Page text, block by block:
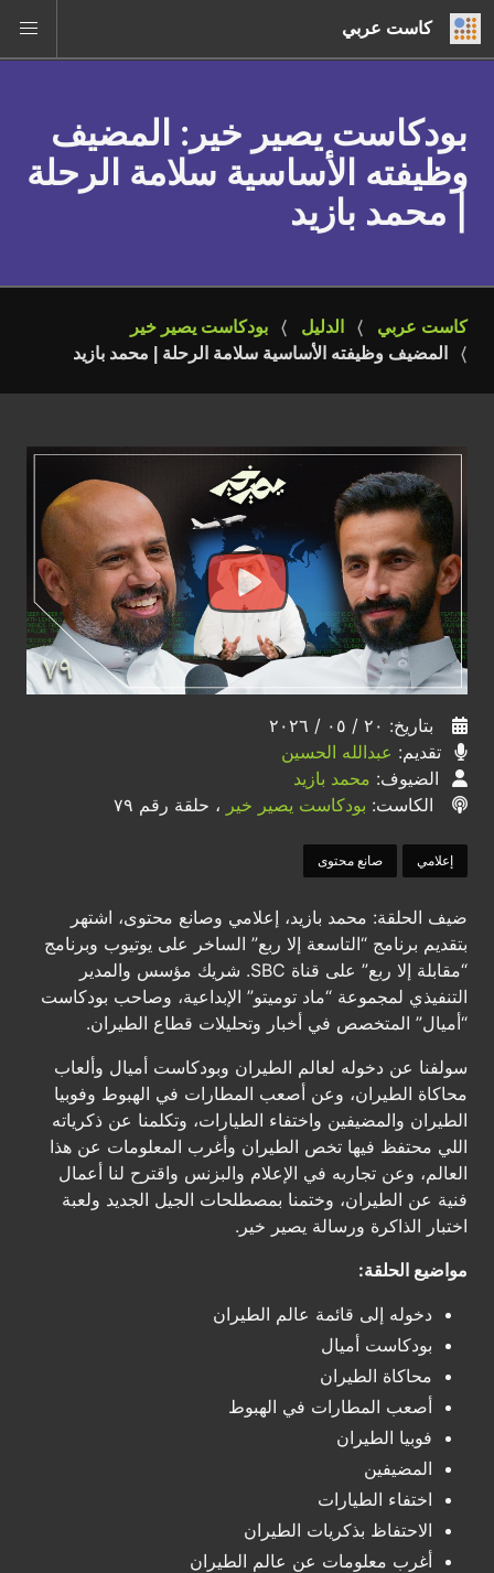
كاست عربي
بودكاست يصير خير : المضيف
وظيفته الأساسية سلامة الرحلة
| محمد بازيد
كاست عربي الدليل
بودكاست يصير خير
المضيف وظيفته الأساسية سلامة الرحلة | محمد بازيد
بتاريخ: ٢٠ / ٠٥ / ٢٠٢٦
تقديم: عبدالله الحسين
الضيوف: محمد بازيد
الكاست: بودكاست يصير خير ، حلقة رقم ٧٩
إعلامي صانع محتوى
ضيف الحلقة: محمد بازيد، إعلامي وصانع محتوى، اشتهر
بتقديم برنامج “التاسعة إلا ربع” الساخر على يوتيوب وبرنامج
“مقابلة إلا ربع” على قناة SBC. شريك مؤسس والمدير
التنفيذي لمجموعة “ماد توميتو” الإبداعية، وصاحب بودكاست
“أميال” المتخصص في أخبار وتحليلات قطاع الطيران.
سولفنا عن دخوله لعالم الطيران وبودكاست أميال وألعاب
محاكاة الطيران، وعن أصعب المطارات في الهبوط وفوبيا
الطيران والمضيفين واختفاء الطيارات، وتكلمنا عن ذكرياته
اللي محتفظ فيها تخص الطيران وأغرب المعلومات عن هذا
العالم، وعن تجاربه في الإعلام والبزنس واقترح لنا أعمال
فنية عن الطيران، وختمنا بمصطلحات الجيل الجديد ولعبة
اختبار الذاكرة ورسالة يصير خير.
مواضيع الحلقة:
دخوله إلى قائمة عالم الطيران
بودكاست أميال
محاكاة الطيران
أصعب المطارات في الهبوط
فوبيا الطيران
المضيفين
اختفاء الطيارات
الاحتفاظ بذكريات الطيران
أغرب معلومات عن عالم الطيران